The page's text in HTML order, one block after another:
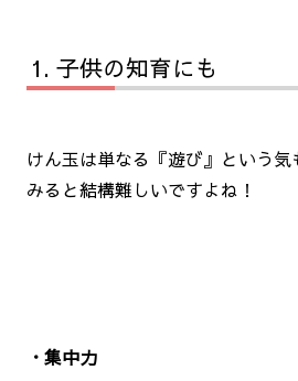
子供の知育にも
けん玉は単なる『遊び』という
みると結構難しいですよね！
・集中力